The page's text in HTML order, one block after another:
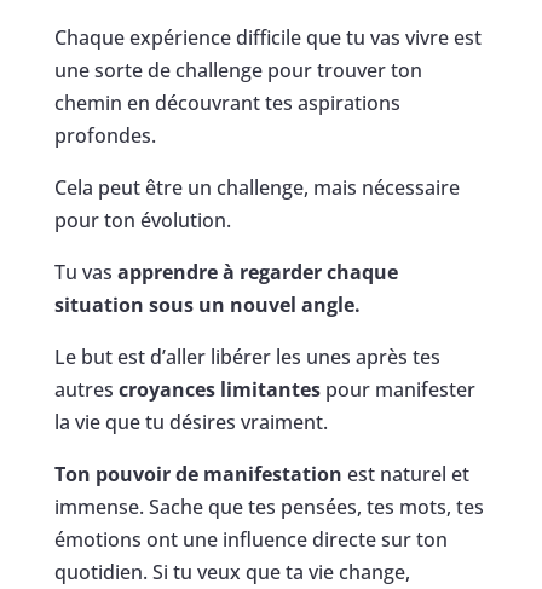
Chaque expérience difficile que tu vas vivre est
une sorte de challenge pour trouver ton
chemin en découvrant tes aspirations
profondes.
Cela peut être un challenge, mais nécessaire
pour ton évolution.
Tu vas apprendre à regarder chaque
situation sous un nouvel angle.
Le but est d’aller libérer les unes après tes
autres croyances limitantespour manifester
la vie que tu désires vraiment.
Ton pouvoir de manifestation est naturel et
immense. Sache que tes pensées, tes mots, tes
émotions ont une influence directe sur ton
quotidien. Si tu veux que ta vie change,